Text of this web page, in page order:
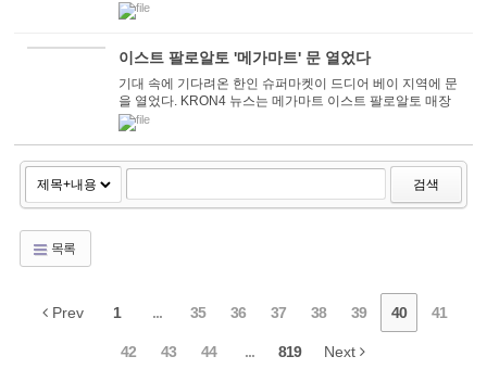
24일 웨스트윙 회랑에 새로운 대통령 초상...
이스트 팔로알토 '메가마트' 문 열었다
기대 속에 기다려온 한인 슈퍼마켓이 드디어 베이 지역에 문
을 열었다. KRON4 뉴스는 메가마트 이스트 팔로알토 매장
의 그랜드 오프닝이 24일 진행됐다고 보도했...
검색
목록
Prev 1 ... 35 36 37 38 39 40 41
42 43 44 ... 819 Next